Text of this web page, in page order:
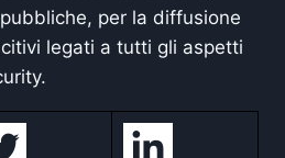
per la diffusione
legati a tutti gli aspetti